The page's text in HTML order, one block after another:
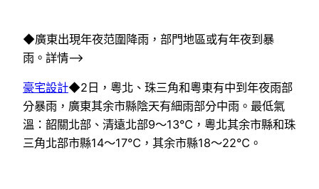
◆廣東出現年夜范圍降雨，部門地區或有年夜到暴
雨。詳情–>
豪宅設計◆2日，粵北、珠三角和粵東有中到年夜雨部
分暴雨，廣東其余市縣陰天有細雨部分中雨。最低氣
溫：韶關北部、清遠北部9～13℃，粵北其余市縣和珠
三角北部市縣14～17℃，其余市縣18～22℃。